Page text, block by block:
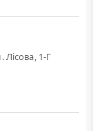
Лісова, 1-Г